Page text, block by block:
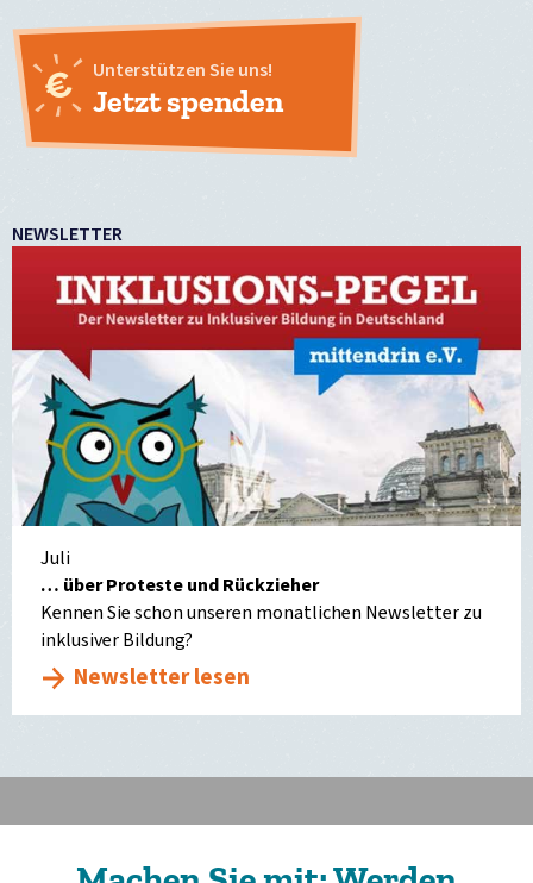
Unterstützen Sie uns!
Jetzt spenden
NEWSLETTER
Juli
… über Proteste und Rückzieher
Kennen Sie schon unseren monatlichen Newsletter zu
inklusiver Bildung?
Newsletter lesen